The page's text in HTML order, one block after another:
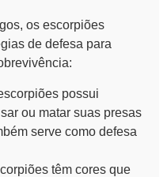
os escorpiões
de defesa para
possui
ou matar suas presas
serve como defesa
têm cores que